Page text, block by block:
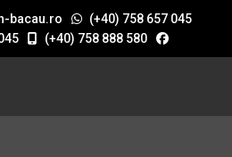
bacau.ro
(+40) 758 657 045
(+40) 758 888 580